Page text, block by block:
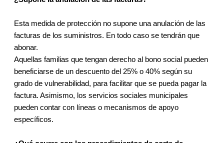
Esta medida de protección no supone una anulación de las
facturas de los suministros. En todo caso se tendrán que
abonar.
Aquellas familias que tengan derecho al bono social pueden
beneficiarse de un descuento del 25% o 40% según su
grado de vulnerabilidad, para facilitar que se pueda pagar la
factura. Asimismo, los servicios sociales municipales
pueden contar con líneas o mecanismos de apoyo
específicos.